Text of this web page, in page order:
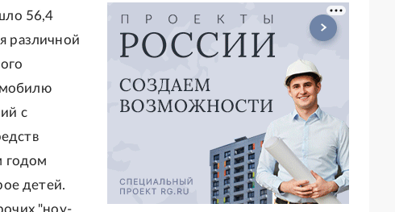
56,4
различной
с
годом
детей.
"ноу-